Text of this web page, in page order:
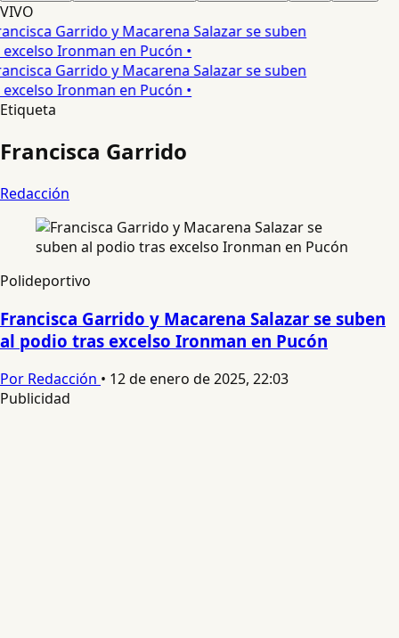
VIVO
Garrido y Macarena Salazar se suben
Ironman en Pucón •
Garrido y Macarena Salazar se suben
Ironman en Pucón •
Etiqueta
Francisca Garrido
Redacción
Polideportivo
Francisca Garrido y Macarena Salazar se suben
al podio tras excelso Ironman en Pucón
Por Redacción • 12 de enero de 2025, 22:03
Publicidad